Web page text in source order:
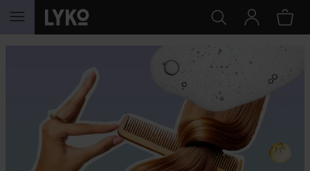
HOPPA TILL INNEHÅLLET